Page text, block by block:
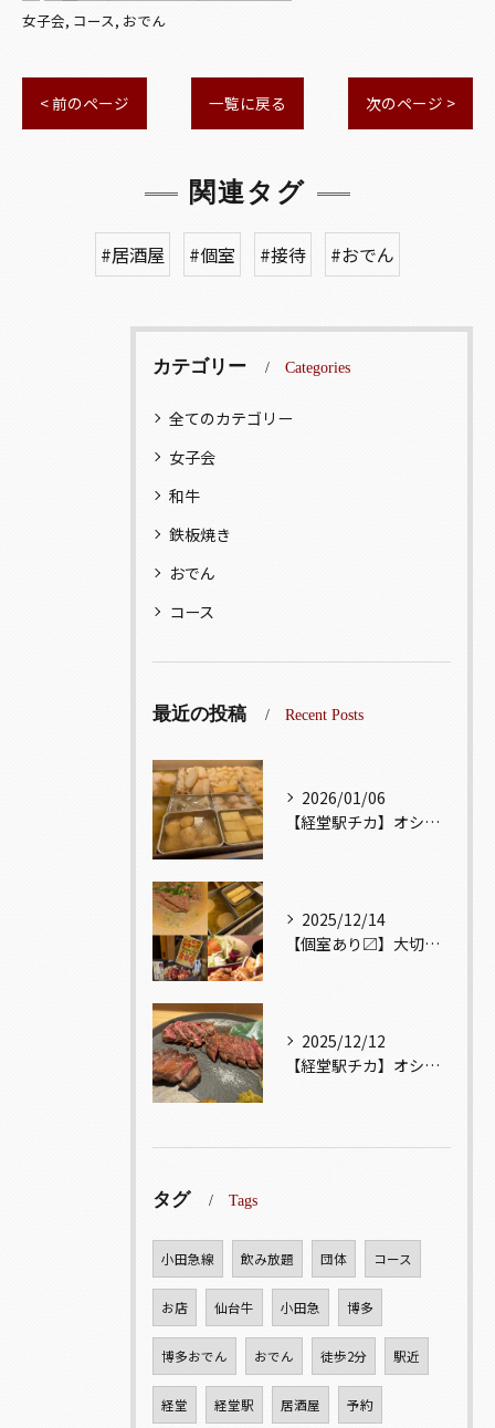
女子会 コース おでん
< 前のページ 一覧に戻る 次のページ >
関連タグ
#居酒屋 #個室 #接待 #おでん
カテゴリー Categories
全てのカテゴリー
女子会
和牛
鉄板焼き
おでん
コース
最近の投稿 Recent Posts
2026/01/06
【経堂駅チカ】オシャレ居酒屋🏮出汁が美味しいおでんがオススメ...
2025/12/14
【個室あり〼】大切な記念日、お祝い事でのご来店ぜひお待ちして...
2025/12/12
【経堂駅チカ】オシャレ居酒屋🏮自慢のお肉が楽しめる🐃お得なコ...
タグ Tags
小田急線 飲み放題 団体 コース
お店 仙台牛 小田急 博多
博多おでん おでん 徒歩2分 駅近
経堂 経堂駅 居酒屋 予約